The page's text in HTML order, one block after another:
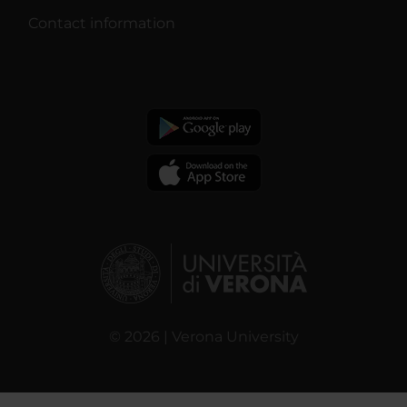
Contact information
© 2026 | Verona University